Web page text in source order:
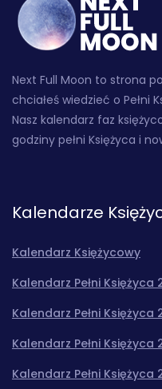
Next Full Moon to strona
chciałeś wiedzieć o Pełni
Nasz kalendarz faz
godziny pełni Księżyca i
Kalendarze
Kalendarz Księżycowy
Kalendarz Pełni Księżyca
Kalendarz Pełni Księżyca
Kalendarz Pełni Księżyca
Kalendarz Pełni Księżyca